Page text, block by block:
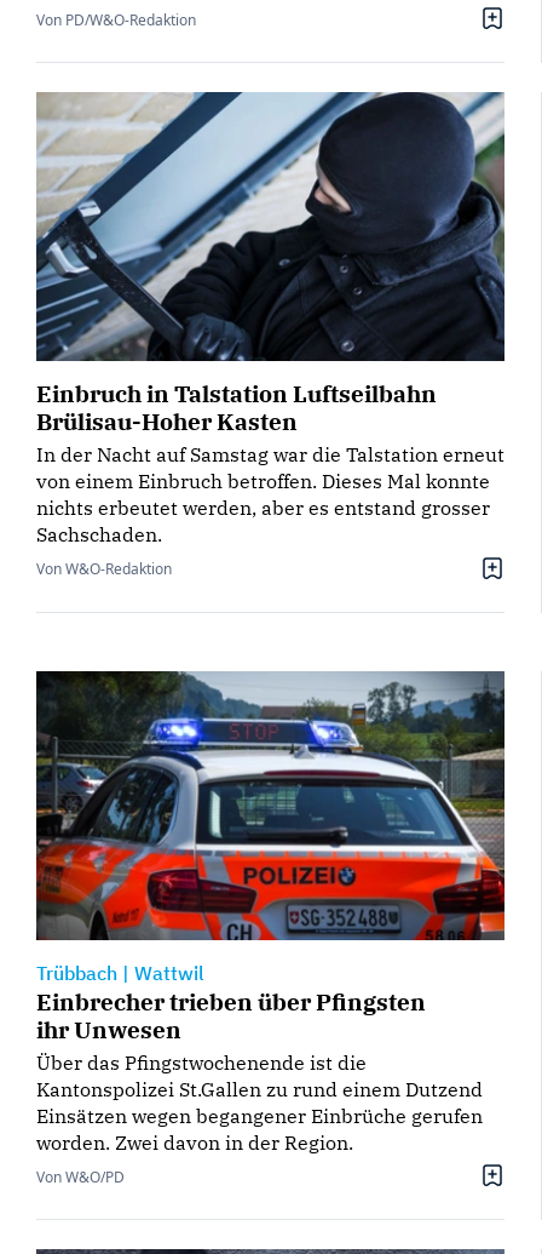
Von PD/W&O-Redaktion
Einbruch in Talstation Luftseilbahn
Brülisau-Hoher Kasten
In der Nacht auf Samstag war die Talstation erneut
von einem Einbruch betroffen. Dieses Mal konnte
nichts erbeutet werden, aber es entstand grosser
Sachschaden.
Von W&O-Redaktion
Trübbach | Wattwil
Einbrecher trieben über Pfingsten
ihr Unwesen
Über das Pfingstwochenende ist die
Kantonspolizei St.Gallen zu rund einem Dutzend
Einsätzen wegen begangener Einbrüche gerufen
worden. Zwei davon in der Region.
Von W&O/PD